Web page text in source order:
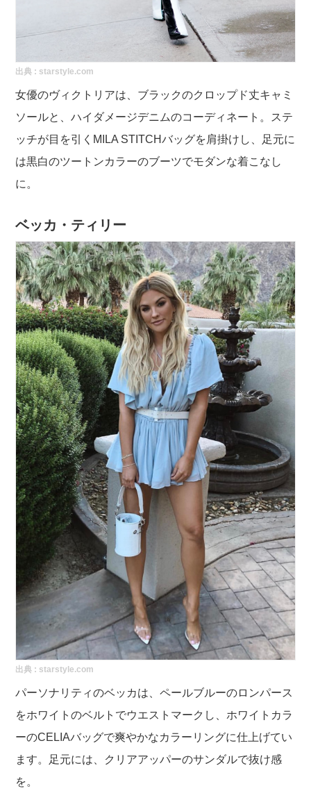
出典 : starstyle.com
女優のヴィクトリアは、ブラックのクロップド丈キャミ
ソールと、ハイダメージデニムのコーディネート。ステ
ッチが目を引くMILA STITCHバッグを肩掛けし、足元に
は黒白のツートンカラーのブーツでモダンな着こなし
に。
ベッカ・ティリー
出典 : starstyle.com
パーソナリティのベッカは、ペールブルーのロンパース
をホワイトのベルトでウエストマークし、ホワイトカラ
ーのCELIAバッグで爽やかなカラーリングに仕上げてい
ます。足元には、クリアアッパーのサンダルで抜け感
を。